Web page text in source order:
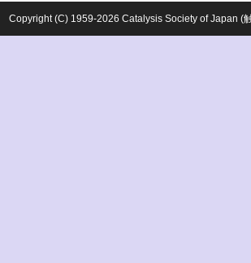
Copyright (C) 1959-2026 Catalysis Society of Japan (